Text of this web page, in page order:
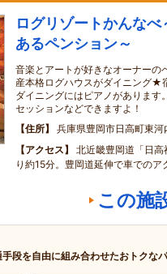
ログリゾートかんな
あるペンション～
音楽とアートが好きなオーナー
産本格ログハウスがダイニング
ダイニングにはピアノがあります
セッションなどできますよ！
住所
兵庫県豊岡市日高町東
アクセス
北近畿豊岡道「日
り約15分。豊岡道延伸で車での
この施
段を自由に組み合わせたおトクな